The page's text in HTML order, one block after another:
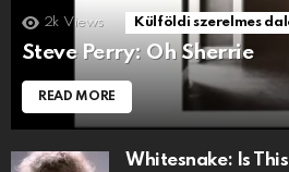
2k Views Külföldi szerelmes
Steve Perry: Oh Sherrie
READ MORE
Whitesnake: Is